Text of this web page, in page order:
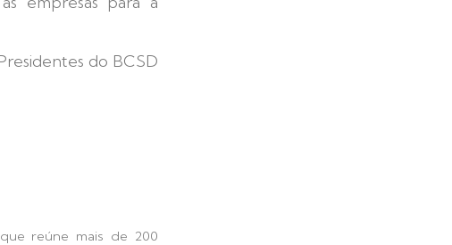
do BCSD
reúne mais de 200